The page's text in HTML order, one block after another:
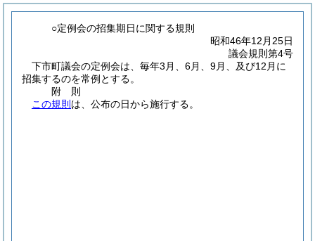
○定例会の招集期日に関する規則
昭和46年12月25日
議会規則第4号
下市町議会の定例会は、毎年3月、6月、9月、及び12月に
招集するのを常例とする。
附 則
この規則 は、公布の日から施行する。